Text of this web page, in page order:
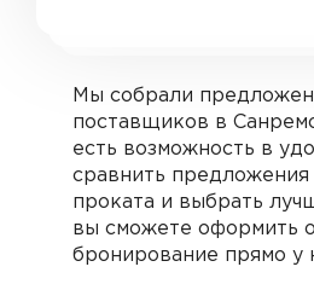
Мы собрали
поставщиков в
есть возможность в
сравнить предложения
проката и выбрать
вы сможете оформить
бронирование прямо у